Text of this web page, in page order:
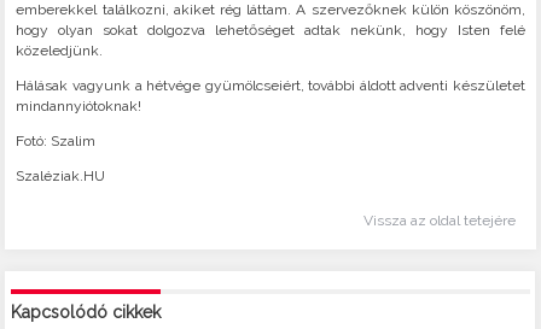
emberekkel találkozni, akiket rég láttam. A szervezőknek külön köszönöm,
hogy olyan sokat dolgozva lehetőséget adtak nekünk, hogy Isten felé
közeledjünk.
Hálásak vagyunk a hétvége gyümölcseiért, további áldott adventi készületet
mindannyiótoknak!
Fotó: Szalim
Szaléziak.HU
Vissza az oldal tetejére
Kapcsolódó cikkek